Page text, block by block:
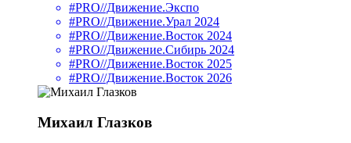
#PRO//Движение.Экспо
#PRO//Движение.Урал 2024
#PRO//Движение.Восток 2024
#PRO//Движение.Сибирь 2024
#PRO//Движение.Восток 2025
#PRO//Движение.Восток 2026
Михаил Глазков